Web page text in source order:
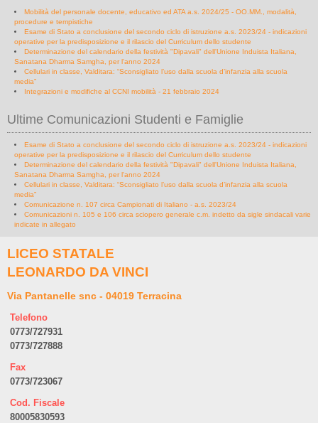
Mobilità del personale docente, educativo ed ATA a.s. 2024/25 - OO.MM., modalità,
procedure e tempistiche
Esame di Stato a conclusione del secondo ciclo di istruzione a.s. 2023/24 - indicazioni
operative per la predisposizione e il rilascio del Curriculum dello studente
Determinazione del calendario della festività "Dipavali" dell'Unione Induista Italiana,
Sanatana Dharma Samgha, per l'anno 2024
Cellulari in classe, Valditara: “Sconsigliato l’uso dalla scuola d’infanzia alla scuola
media”
Integrazioni e modifiche al CCNI mobilità - 21 febbraio 2024
Ultime Comunicazioni Studenti e Famiglie
Esame di Stato a conclusione del secondo ciclo di istruzione a.s. 2023/24 - indicazioni
operative per la predisposizione e il rilascio del Curriculum dello studente
Determinazione del calendario della festività "Dipavali" dell'Unione Induista Italiana,
Sanatana Dharma Samgha, per l'anno 2024
Cellulari in classe, Valditara: “Sconsigliato l’uso dalla scuola d’infanzia alla scuola
media”
Comunicazione n. 107 circa Campionati di Italiano - a.s. 2023/24
Comunicazioni n. 105 e 106 circa sciopero generale c.m. indetto da sigle sindacali varie
indicate in allegato
LICEO STATALE
LEONARDO DA VINCI
Via Pantanelle snc - 04019 Terracina
Telefono
0773/727931
0773/727888
Fax
0773/723067
Cod. Fiscale
80005830593